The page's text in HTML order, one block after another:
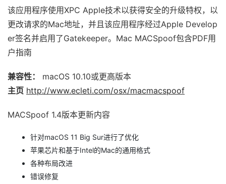
该应用程序使用XPC Apple技术以获得安全的升级特权，以
更改请求的Mac地址，并且该应用程序经过Apple Develop
er签名并启用了Gatekeeper。Mac MACSpoof包含PDF用
户指南
兼容性：
macOS 10.10或更高版本
主页 http://www.ecleti.com/osx/macmacspoof
MACSpoof 1.4版本更新内容
针对macOS 11 Big Sur进行了优化
苹果芯片和基于Intel的Mac的通用格式
各种布局改进
错误修复